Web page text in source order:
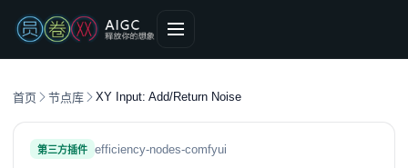
首页 节点库 XY Input: Add/Return Noise
第三方插件 efficiency-nodes-comfyui